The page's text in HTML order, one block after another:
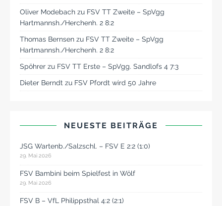
Oliver Modebach zu FSV TT Zweite – SpVgg
Hartmannsh./Herchenh. 2 8:2
Thomas Bernsen zu FSV TT Zweite – SpVgg
Hartmannsh./Herchenh. 2 8:2
Spöhrer zu FSV TT Erste – SpVgg. Sandlofs 4 7:3
Dieter Berndt zu FSV Pfordt wird 50 Jahre
NEUESTE BEITRÄGE
JSG Wartenb./Salzschl. – FSV E 2:2 (1:0)
29. Mai 2026
FSV Bambini beim Spielfest in Wölf
29. Mai 2026
FSV B – VfL Philippsthal 4:2 (2:1)